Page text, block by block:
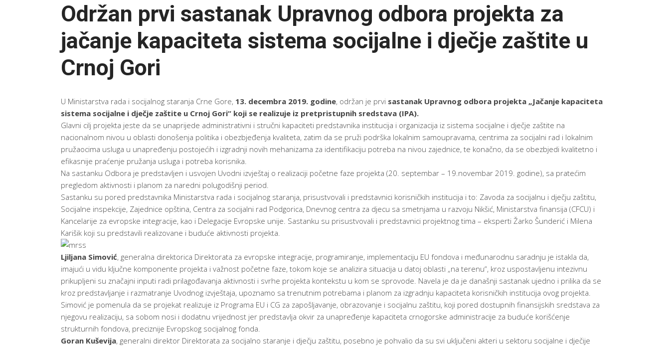
Održan prvi sastanak Upravnog odbora projekta za
jačanje kapaciteta sistema socijalne i dječje zaštite u
Crnoj Gori
U Ministarstva rada i socijalnog staranja Crne Gore, 13. decembra 2019. godine, održan je prvi sastanak Upravnog odbora projekta „Jačanje kapaciteta
sistema socijalne i dječje zaštite u Crnoj Gori“ koji se realizuje iz pretpristupnih sredstava (IPA).
Glavni cilj projekta jeste da se unaprijede administrativni i stručni kapaciteti predstavnika institucija i organizacija iz sistema socijalne i dječje zaštite na
nacionalnom nivou u oblasti donošenja politika i obezbjeđenja kvaliteta, zatim da se pruži podrška lokalnim samoupravama, centrima za socijalni rad i lokalnim
pružaocima usluga u unapređenju postojećih i izgradnji novih mehanizama za identifikaciju potreba na nivou zajednice, te konačno, da se obezbjedi kvalitetno i
efikasnije praćenje pružanja usluga i potreba korisnika.
Na sastanku Odbora je predstavljen i usvojen Uvodni izvještaj o realizaciji početne faze projekta (20. septembar – 19.novembar 2019. godine), sa pratećim
pregledom aktivnosti i planom za naredni polugodišnji period.
Sastanku su pored predstavnika Ministarstva rada i socijalnog staranja, prisustvovali i predstavnici korisničkih institucija i to: Zavoda za socijalnu i dječju zaštitu,
Socijalne inspekcije, Zajednice opština, Centra za socijalni rad Podgorica, Dnevnog centra za djecu sa smetnjama u razvoju Nikšić, Ministarstva finansija (CFCU) i
Kancelarije za evropske integracije, kao i Delegacije Evropske unije. Sastanku su prisustvovali i predstavnici projektnog tima – eksperti Žarko Šunderić i Milena
Karišik koji su predstavili realizovane i buduće aktivnosti projekta.
Ljiljana Simović, generalna direktorica Direktorata za evropske integracije, programiranje, implementaciju EU fondova i međunarodnu saradnju je istakla da,
imajući u vidu ključne komponente projekta i važnost početne faze, tokom koje se analizira situacija u datoj oblasti „na terenu“, kroz uspostavljenu intezivnu
prikupljeni su značajni inputi radi prilagođavanja aktivnosti i svrhe projekta kontekstu u kom se sprovode. Navela je da je današnji sastanak ujedno i prilika da se
kroz predstavljanje i razmatranje Uvodnog izvještaja, upoznamo sa trenutnim potrebama i planom za izgradnju kapaciteta korisničkih institucija ovog projekta.
Simović je pomenula da se projekat realizuje iz Programa EU i CG za zapošljavanje, obrazovanje i socijalnu zaštitu, koji pored dostupnih finansijskih sredstava za
njegovu realizaciju, sa sobom nosi i dodatnu vrijednost jer predstavlja okvir za unapređenje kapaciteta crnogorske administracije za buduće korišćenje
strukturnih fondova, preciznije Evropskog socijalnog fonda.
Goran Kuševija, generalni direktor Direktorata za socijalno staranje i dječju zaštitu, posebno je pohvalio da su svi uključeni akteri u sektoru socijalne i dječije